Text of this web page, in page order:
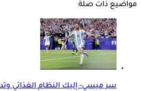
مواضيع ذات صلة
سر ميسي- إليك النظام الغذائي